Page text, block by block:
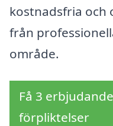
kostnadsfria
från
område.
Få 3
förpliktelser